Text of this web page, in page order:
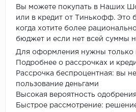
Вы можете покупать в Наших
или в кредит от Тинькофф. Это
когда хотите более
бюджет и если нет всей суммы
Для оформления нужны только
Подробнее о рассрочках и
Рассрочка беспроцентная: вы
пользование деньгами
Высокая вероятность
Быстрое рассмотрение: